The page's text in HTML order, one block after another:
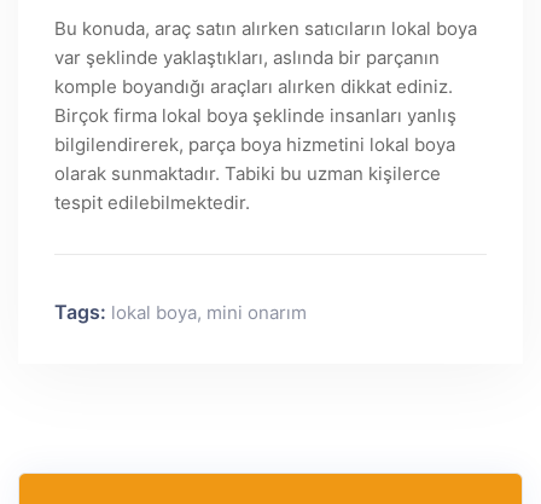
Bu konuda, araç satın alırken satıcıların lokal boya
var şeklinde yaklaştıkları, aslında bir parçanın
komple boyandığı araçları alırken dikkat ediniz.
Birçok firma lokal boya şeklinde insanları yanlış
bilgilendirerek, parça boya hizmetini lokal boya
olarak sunmaktadır. Tabiki bu uzman kişilerce
tespit edilebilmektedir.
Tags: lokal boya, mini onarım